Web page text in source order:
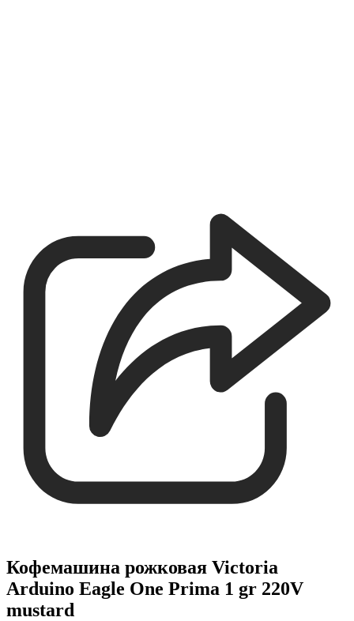
Кофемашина рожковая Victoria
Arduino Eagle One Prima 1 gr 220V
mustard